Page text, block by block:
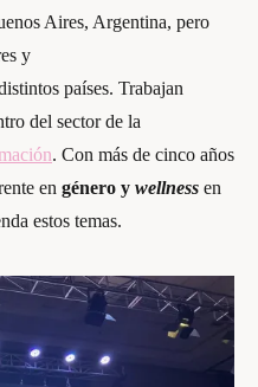
Aires, Argentina, pero
y
países. Trabajan
del sector de la
. Con más de cinco años
en género y wellness en
estos temas.